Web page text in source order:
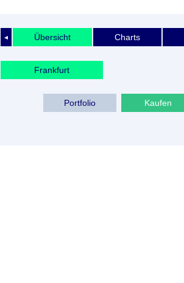
◄ Übersicht Charts
Frankfurt
Kaufen
Portfolio